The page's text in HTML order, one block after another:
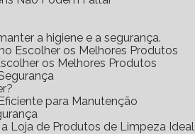
a higiene e a segurança.
Escolher os Melhores Produtos
os Melhores Produtos
para Manutenção
a Loja de Produtos de Limpeza Ideal